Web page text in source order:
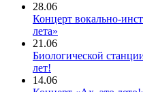
28.06
Концерт вокально-
лета»
21.06
Биологической
лет!
14.06